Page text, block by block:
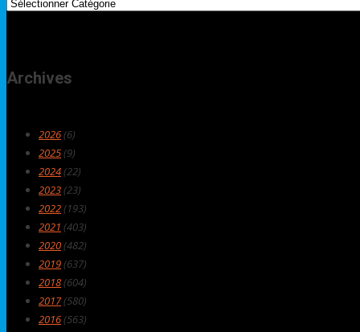
Archives
2026(6)
2025(9)
2024(22)
2023(23)
2022(193)
2021 (403)
2020(482)
2019(637)
2018(604)
2017(580)
2016(563)